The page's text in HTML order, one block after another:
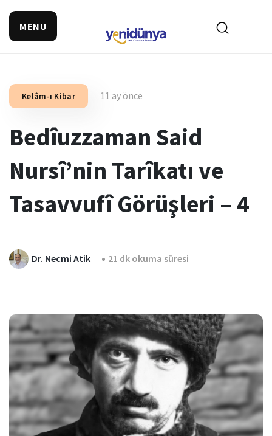
MENU
Kelâm-ı Kibar 11 ay önce
Bedîuzzaman Said
Nursî’nin Tarîkatı ve
Tasavvufî Görüşleri – 4
Dr. Necmi Atik 21 dk okuma süresi